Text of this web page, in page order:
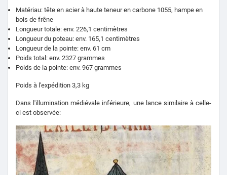
Matériau: tête en acier à haute teneur en carbone 1055, hampe en
bois de frêne
Longueur totale: env. 226,1 centimètres
Longueur du poteau: env. 165,1 centimètres
Longueur de la pointe: env. 61 cm
Poids total: env. 2327 grammes
Poids de la pointe: env. 967 grammes
Poids à l'expédition 3,3 kg
Dans l'illumination médiévale inférieure, une lance similaire à celle-
ci est observée: